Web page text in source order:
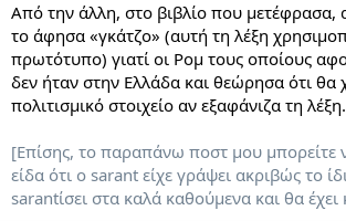
Από την άλλη, στο βιβλίο που μετέφρασα,
το άφησα «γκάτζο» (αυτή τη λέξη
πρωτότυπο) γιατί οι Ρομ τους οποίους
δεν ήταν στην Ελλάδα και θεώρησα ότι θα
πολιτισμικό στοιχείο αν εξαφάνιζα τη λέξη.
[Επίσης, το παραπάνω ποστ μου μπορείτε
είδα ότι ο sarant είχε γράψει ακριβώς το
sarantίσει στα καλά καθούμενα και θα έχει